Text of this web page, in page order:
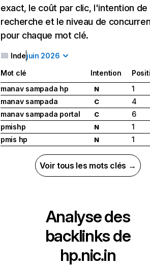
exact, le coût par clic, l'intention de
recherche et le niveau de
pour chaque mot clé.
Indejuin 2026
Mot clé Intention
manav sampada hp
N
1
manav sampada
C
4
manav sampada portal
C
6
pmishp
N
1
pmis hp
N 1
Voir tous les mots clés →
Analyse des
backlinks de
hp.nic.in